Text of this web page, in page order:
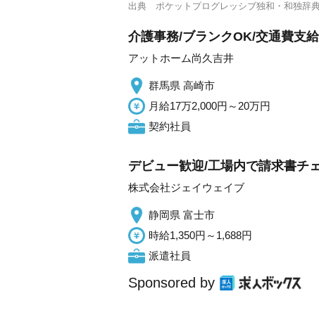
出典 ポケットプログレッシブ独和・和独辞
介護事務/ブランクOK/交通費支
アットホーム尚久吉井
群馬県 高崎市
月給17万2,000円～20万円
契約社員
デビュー歓迎/工場内で請求書チ
株式会社ジェイウェイブ
静岡県 富士市
時給1,350円～1,688円
派遣社員
Sponsored by